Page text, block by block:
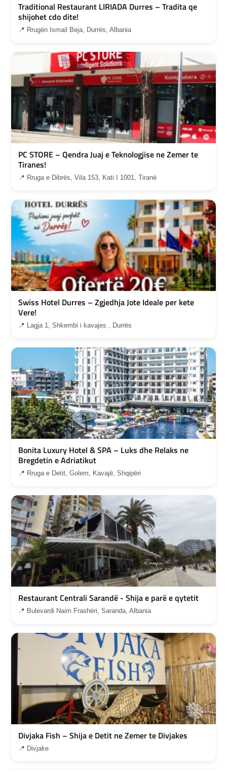
Traditional Restaurant LIRIADA Durres – Tradita qe
shijohet cdo dite!
📍 Rrugën Ismail Beja, Durrës, Albania
PC STORE – Qendra Juaj e Teknologjise ne Zemer te
Tiranes!
📍 Rruga e Dibrës, Vila 153, Kati I 1001, Tiranë
Swiss Hotel Durres – Zgjedhja Jote Ideale per kete
Vere!
📍 Lagja 1, Shkembi i kavajes , Durrës
Bonita Luxury Hotel & SPA – Luks dhe Relaks ne
Bregdetin e Adriatikut
📍 Rruga e Detit, Golem, Kavajë, Shqipëri
Restaurant Centrali Sarandë - Shija e parë e qytetit
📍 Bulevardi Naim Frashëri, Saranda, Albania
Divjaka Fish – Shija e Detit ne Zemer te Divjakes
📍 Divjake